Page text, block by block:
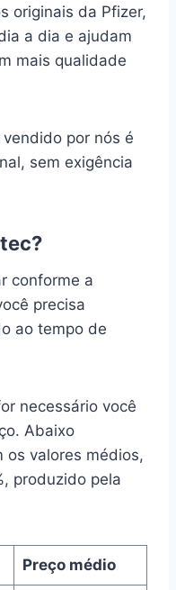
originais da Pfizer,
a dia e ajudam
mais qualidade
por nós é
sem exigência
conforme a
precisa
ao tempo de
necessário você
Abaixo
os valores médios,
produzido pela
Preço médio